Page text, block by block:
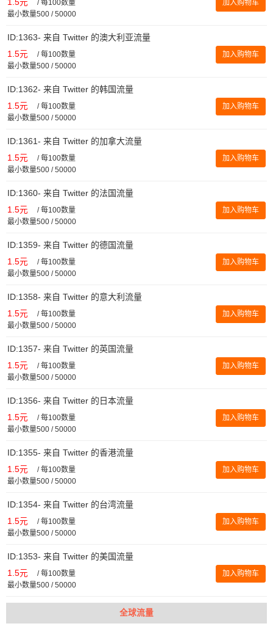
1.5元 / 每100数量
最小数量500 / 50000
加入购物车
ID:1363- 来自 Twitter 的澳大利亚流量
1.5元 /每100数量
最小数量500 / 50000
加入购物车
ID:1362- 来自 Twitter 的韩国流量
1.5元 /每100数量
最小数量500 / 50000
加入购物车
ID:1361- 来自 Twitter 的加拿大流量
1.5元 /每100数量
最小数量500 / 50000
加入购物车
ID:1360- 来自 Twitter 的法国流量
1.5元 /每100数量
最小数量500 / 50000
加入购物车
ID:1359- 来自 Twitter 的德国流量
1.5元 /每100数量
最小数量500 / 50000
加入购物车
ID:1358- 来自 Twitter 的意大利流量
1.5元 /每100数量
最小数量500 / 50000
加入购物车
ID:1357- 来自 Twitter 的英国流量
1.5元 /每100数量
最小数量500 / 50000
加入购物车
ID:1356- 来自 Twitter 的日本流量
1.5元 /每100数量
最小数量500 / 50000
加入购物车
ID:1355- 来自 Twitter 的香港流量
1.5元 /每100数量
最小数量500 / 50000
加入购物车
ID:1354- 来自 Twitter 的台湾流量
1.5元 /每100数量
最小数量500 / 50000
加入购物车
ID:1353- 来自 Twitter 的美国流量
1.5元 /每100数量
最小数量500 / 50000
加入购物车
全球流量